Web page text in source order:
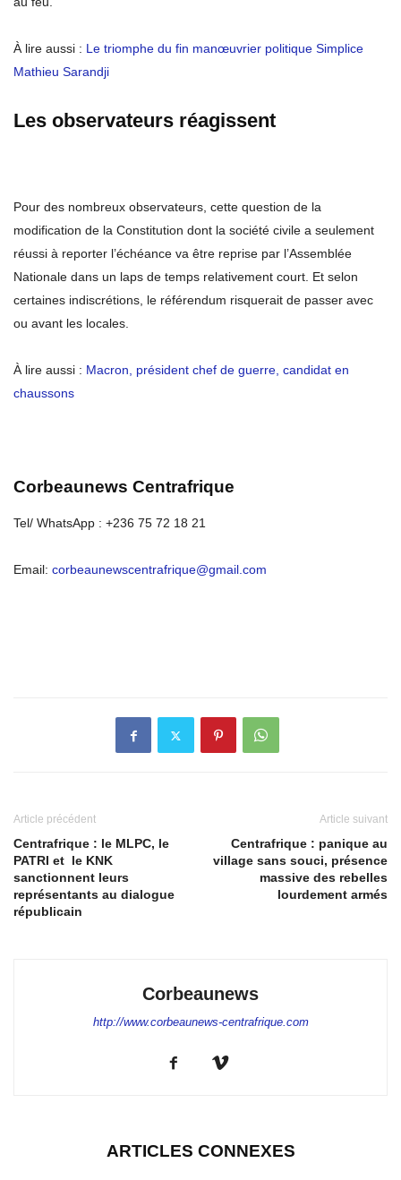
À lire aussi : Le triomphe du fin manœuvrier politique Simplice
Mathieu Sarandji
Les observateurs réagissent
Pour des nombreux observateurs, cette question de la
modification de la Constitution dont la société civile a seulement
réussi à reporter l’échéance va être reprise par l’Assemblée
Nationale dans un laps de temps relativement court. Et selon
certaines indiscrétions, le référendum risquerait de passer avec
ou avant les locales.
À lire aussi : Macron, président chef de guerre, candidat en
chaussons
Corbeaunews Centrafrique
Tel/ WhatsApp : +236 75 72 18 21
Email: corbeaunewscentrafrique@gmail.com
Article précédent
Centrafrique : le MLPC, le
PATRI et le KNK
sanctionnent leurs
représentants au dialogue
républicain
Article suivant
Centrafrique : panique au
village sans souci, présence
massive des rebelles
lourdement armés
Corbeaunews
http://www.corbeaunews-centrafrique.com
ARTICLES CONNEXES